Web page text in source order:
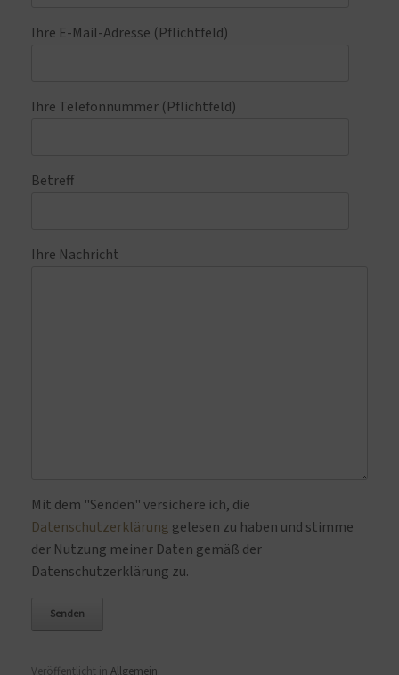
Ihre E-Mail-Adresse (Pflichtfeld)
Ihre Telefonnummer (Pflichtfeld)
Betreff
Ihre Nachricht
Bitte lasse dieses Feld leer.
Mit dem "Senden" versichere ich, die
Datenschutzerklärung gelesen zu haben und stimme
der Nutzung meiner Daten gemäß der
Datenschutzerklärung zu.
Veröffentlicht in Allgemein